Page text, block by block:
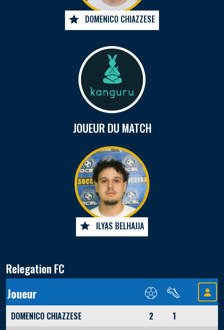
DOMENICO CHIAZZESE
JOUEUR DU MATCH
ILYAS BELHAJJA
Relegation FC
Joueur
DOMENICO CHIAZZESE 2
1